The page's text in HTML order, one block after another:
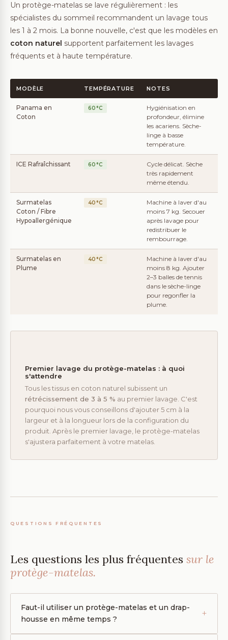
Un protège-matelas se lave régulièrement : les
spécialistes du sommeil recommandent un lavage tous
les 1 à 2 mois. La bonne nouvelle, c'est que les modèles en
coton naturel supportent parfaitement les lavages
fréquents et à haute température.
MODÈLE TEMPÉRATURE NOTES
Panama en
Coton
60°C
Hygiénisation en
profondeur, élimine
les acariens. Sèche-
linge à basse
température.
ICE Rafraîchissant 60°C
Cycle délicat. Sèche
très rapidement
même étendu.
Surmatelas
Coton / Fibre
Hypoallergénique
40°C
Machine à laver d'au
moins 7 kg. Secouer
après lavage pour
redistribuer le
rembourrage.
Surmatelas en
Plume
40°C
Machine à laver d'au
moins 8 kg. Ajouter
2–3 balles de tennis
dans le sèche-linge
pour regonfler la
plume.
Premier lavage du protège-matelas : à quoi
s'attendre
Tous les tissus en coton naturel subissent un
rétrécissement de 3 à 5 % au premier lavage. C'est
pourquoi nous vous conseillons d'ajouter 5 cm à la
largeur et à la longueur lors de la configuration du
produit. Après le premier lavage, le protège-matelas
s'ajustera parfaitement à votre matelas.
QUESTIONS FRÉQUENTES
Les questions les plus fréquentes sur le
protège-matelas.
Faut-il utiliser un protège-matelas et un drap-
housse en même temps ?